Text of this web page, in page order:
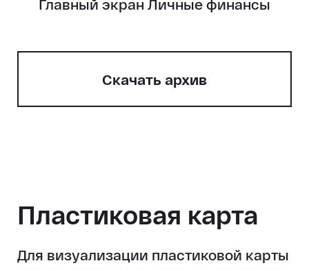
Cкачать архив
Главный экран Личные финансы
Пластиковая карта
Для визуализации пластиковой карты